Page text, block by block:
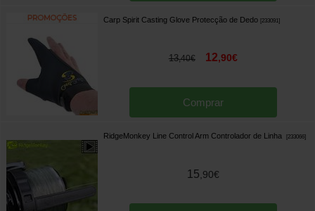
Carp Spirit Casting Glove Protecção de Dedo [233091]
13,40€ 12,90€
Comprar
RidgeMonkey Line Control Arm Controlador de Linha [233066]
15 90€